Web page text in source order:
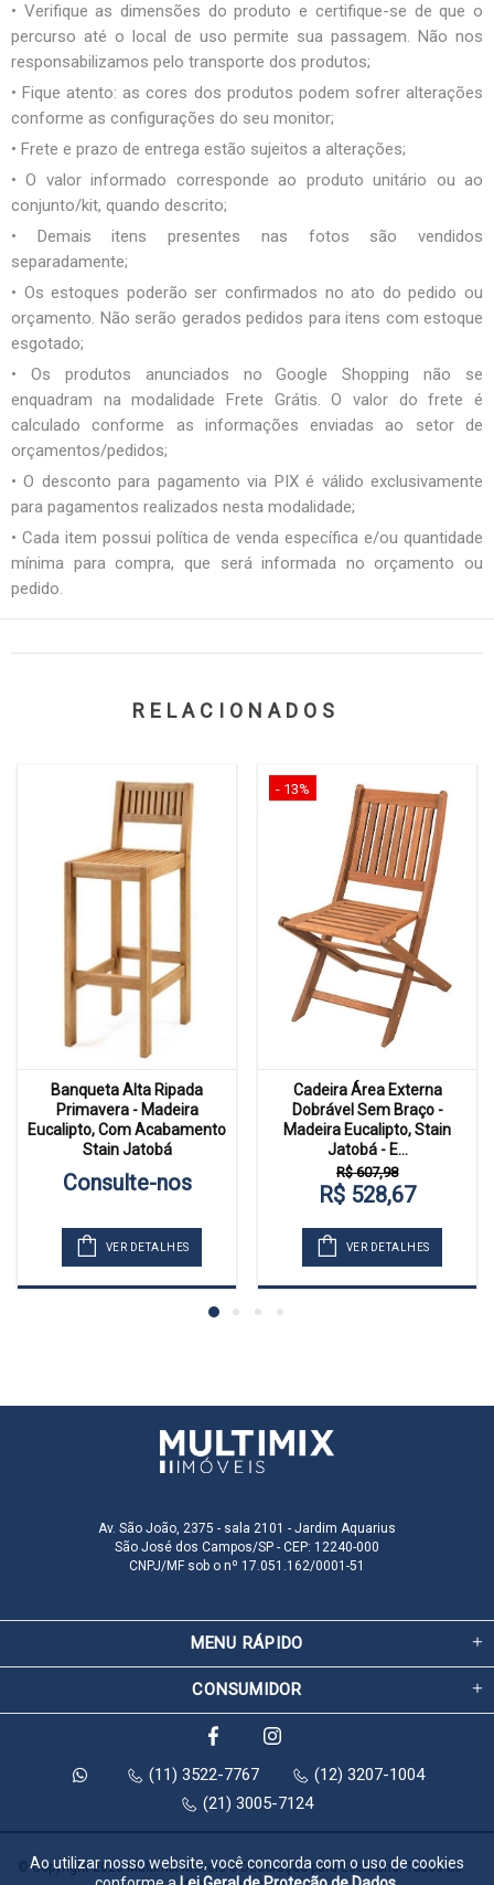
• Verifique as dimensões do produto e certifique-se de que o
percurso até o local de uso permite sua passagem. Não nos
responsabilizamos pelo transporte dos produtos;
• Fique atento: as cores dos produtos podem sofrer alterações
conforme as configurações do seu monitor;
• Frete e prazo de entrega estão sujeitos a alterações;
• O valor informado corresponde ao produto unitário ou ao
conjunto/kit, quando descrito;
• Demais itens presentes nas fotos são vendidos
separadamente;
• Os estoques poderão ser confirmados no ato do pedido ou
orçamento. Não serão gerados pedidos para itens com estoque
esgotado;
• Os produtos anunciados no Google Shopping não se
enquadram na modalidade Frete Grátis. O valor do frete é
calculado conforme as informações enviadas ao setor de
orçamentos/pedidos;
• O desconto para pagamento via PIX é válido exclusivamente
para pagamentos realizados nesta modalidade;
• Cada item possui política de venda específica e/ou quantidade
mínima para compra, que será informada no orçamento ou
pedido.
RELACIONADOS
Banqueta Alta Ripada
Primavera - Madeira
Eucalipto, Com Acabamento
Stain Jatobá
Consulte-nos
VER DETALHES
- 13%
Cadeira Área Externa
Dobrável Sem Braço -
Madeira Eucalipto, Stain
Jatobá - E...
R$ 607,98
R$ 528,67
VER DETALHES
Av. São João, 2375 - sala 2101 - Jardim Aquarius
São José dos Campos/SP - CEP: 12240-000
CNPJ/MF sob o nº 17.051.162/0001-51
MENU RÁPIDO
CONSUMIDOR
(11) 3522-7767
(12) 3207-1004
(21) 3005-7124
© Copyright 2026 Multimix Móveis e Decoração para Escritório. Todos os
Ao utilizar nosso website, você concorda com o uso de cookies